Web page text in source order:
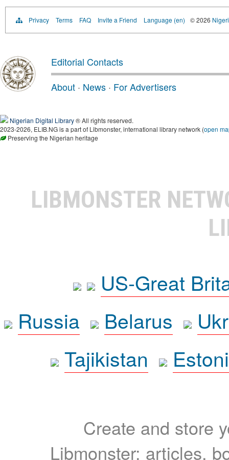
Privacy Terms FAQ Invite a Friend Language (en) © 2026
Editorial Contacts
About · News · For Advertisers
Nigerian Digital Library® All rights reserved.
2023-2026, ELIB.NG is a part of Libmonster, international library network (open
Preserving the Nigerian heritage
LIBMONSTER
US-Great
Russia
Belarus
Tajikistan
Create and store
Libmonster: articles,